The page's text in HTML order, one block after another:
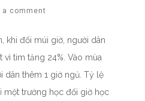
a comment
khi đổi múi giờ, người dân
tim tăng 24%. Vào mùa
dân thêm 1 giờ ngủ. Tỷ lệ
một trường học đổi giờ học